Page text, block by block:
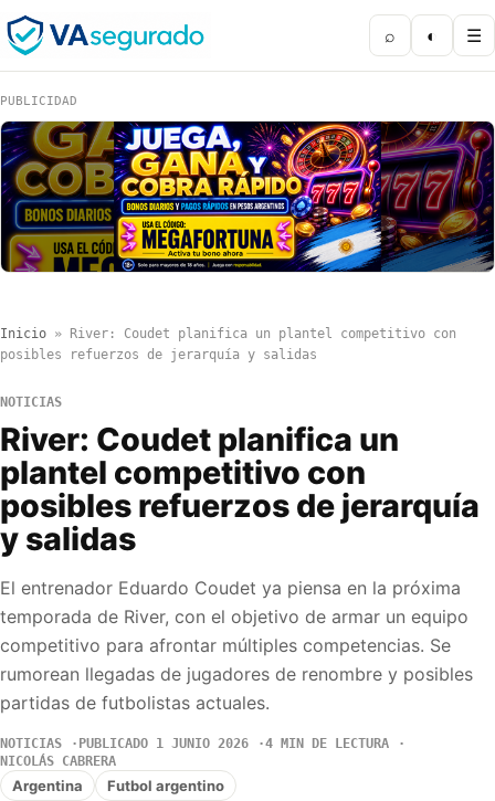
⌕ ◐ ☰
PUBLICIDAD
Inicio »
River: Coudet planifica un plantel competitivo con
posibles refuerzos de jerarquía y salidas
NOTICIAS
River: Coudet planifica un
plantel competitivo con
posibles refuerzos de jerarquía
y salidas
El entrenador Eduardo Coudet ya piensa en la próxima
temporada de River, con el objetivo de armar un equipo
competitivo para afrontar múltiples competencias. Se
rumorean llegadas de jugadores de renombre y posibles
partidas de futbolistas actuales.
NOTICIAS PUBLICADO 1 JUNIO 2026
4 MIN DE LECTURA
NICOLÁS CABRERA
Argentina Futbol argentino